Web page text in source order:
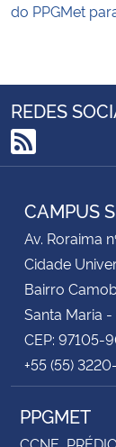
do PPGMet
REDES
RSS
CAMPUS
Av. Roraima
Cidade
Bairro
Santa Maria -
CEP: 97105-
+55 (55)
PPGMET